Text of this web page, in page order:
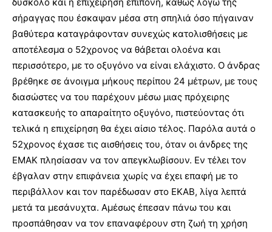
σήραγγας που έσκαψαν μέσα στη σπηλιά όσο πήγαιναν
βαθύτερα καταγράφονταν συνεχώς κατολισθήσεις με
αποτέλεσμα ο 52χρονος να θάβεται ολοένα και
περισσότερο, με το οξυγόνο να είναι ελάχιστο. Ο άνδρας
βρέθηκε σε άνοιγμα μήκους περίπου 24 μέτρων, με τους
διασώστες να του παρέχουν μέσω μιας πρόχειρης
κατασκευής το απαραίτητο οξυγόνο, πιστεύοντας ότι
τελικά η επιχείρηση θα έχει αίσιο τέλος. Παρόλα αυτά ο
52χρονος έχασε τις αισθήσεις του, όταν οι άνδρες της
ΕΜΑΚ πλησίασαν να τον απεγκλωβίσουν. Εν τέλει τον
έβγαλαν στην επιφάνεια χωρίς να έχει επαφή με το
περιβάλλον και τον παρέδωσαν στο ΕΚΑΒ, λίγα λεπτά
μετά τα μεσάνυχτα. Αμέσως έπεσαν πάνω του και
προσπάθησαν να τον επαναφέρουν στη ζωή τη χρήση